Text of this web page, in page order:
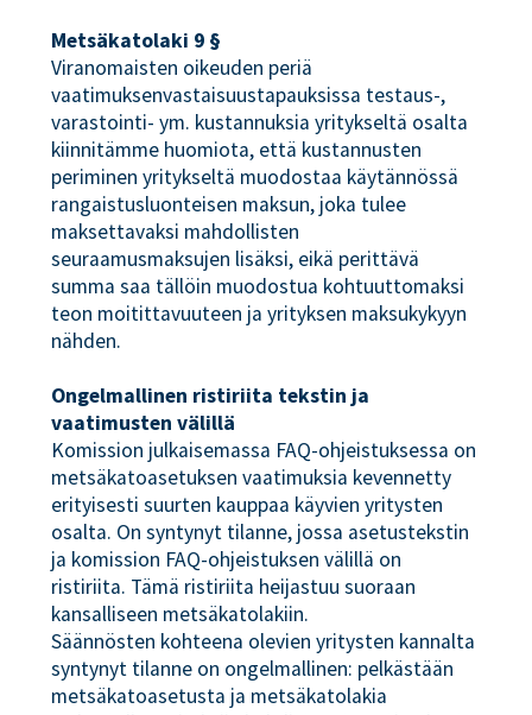
Metsäkatolaki 9 §
Viranomaisten oikeuden periä
vaatimuksenvastaisuustapauksissa testaus-,
varastointi- ym. kustannuksia yritykseltä osalta
kiinnitämme huomiota, että kustannusten
periminen yritykseltä muodostaa käytännössä
rangaistusluonteisen maksun, joka tulee
maksettavaksi mahdollisten
seuraamusmaksujen lisäksi, eikä perittävä
summa saa tällöin muodostua kohtuuttomaksi
teon moitittavuuteen ja yrityksen maksukykyyn
nähden.
Ongelmallinen ristiriita tekstin ja
vaatimusten välillä
Komission julkaisemassa FAQ-ohjeistuksessa on
metsäkatoasetuksen vaatimuksia kevennetty
erityisesti suurten kauppaa käyvien yritysten
osalta. On syntynyt tilanne, jossa asetustekstin
ja komission FAQ-ohjeistuksen välillä on
ristiriita. Tämä ristiriita heijastuu suoraan
kansalliseen metsäkatolakiin.
Säännösten kohteena olevien yritysten kannalta
syntynyt tilanne on ongelmallinen: pelkästään
metsäkatoasetusta ja metsäkatolakia